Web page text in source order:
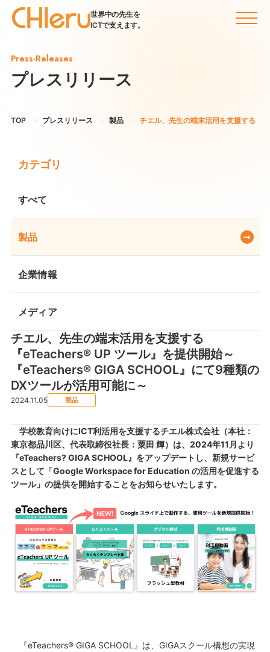
世界中の先生を
ICTで支えます。
Press-Releases
プレスリリース
TOP プレスリリース 製品 チエル、先生の端末活用を支援する『
カテゴリ
すべて
製品
企業情報
メディア
チエル、先生の端末活用を支援する
『eTeachers® UP ツール』を提供開始～
『eTeachers® GIGA SCHOOL』にて9種類の
DXツールが活用可能に～
2024.11.05 製品
学校教育向けにICT利活用を支援するチエル株式会社（本社：
東京都品川区、代表取締役社長：粟田 輝）は、2024年11月より
『eTeachers? GIGA SCHOOL』をアップデートし、新規サービ
スとして「Google Workspace for Education の活用を促進する
ツール」の提供を開始することをお知らせいたします。
『eTeachers® GIGA SCHOOL』は、GIGAスクール構想の実現